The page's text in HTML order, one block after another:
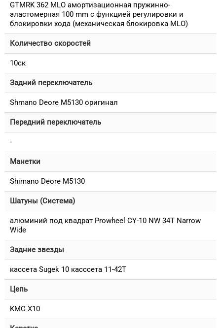
GTMRK 362 MLO амортизационная пружинно-
эластомерная 100 mm с функцией регулировки и
блокировки хода (механическая блокировка MLO)
Количество скоростей
10ск
Задний переключатель
Shmano Deore M5130 оригинал
Передний переключатель
-
Манетки
Shimano Deore M5130
Шатуны (Система)
алюминий под квадрат Prowheel CY-10 NW 34T Narrow
Wide
Задние звезды
кассета Sugek 10 касссета 11-42T
Цепь
KMC X10